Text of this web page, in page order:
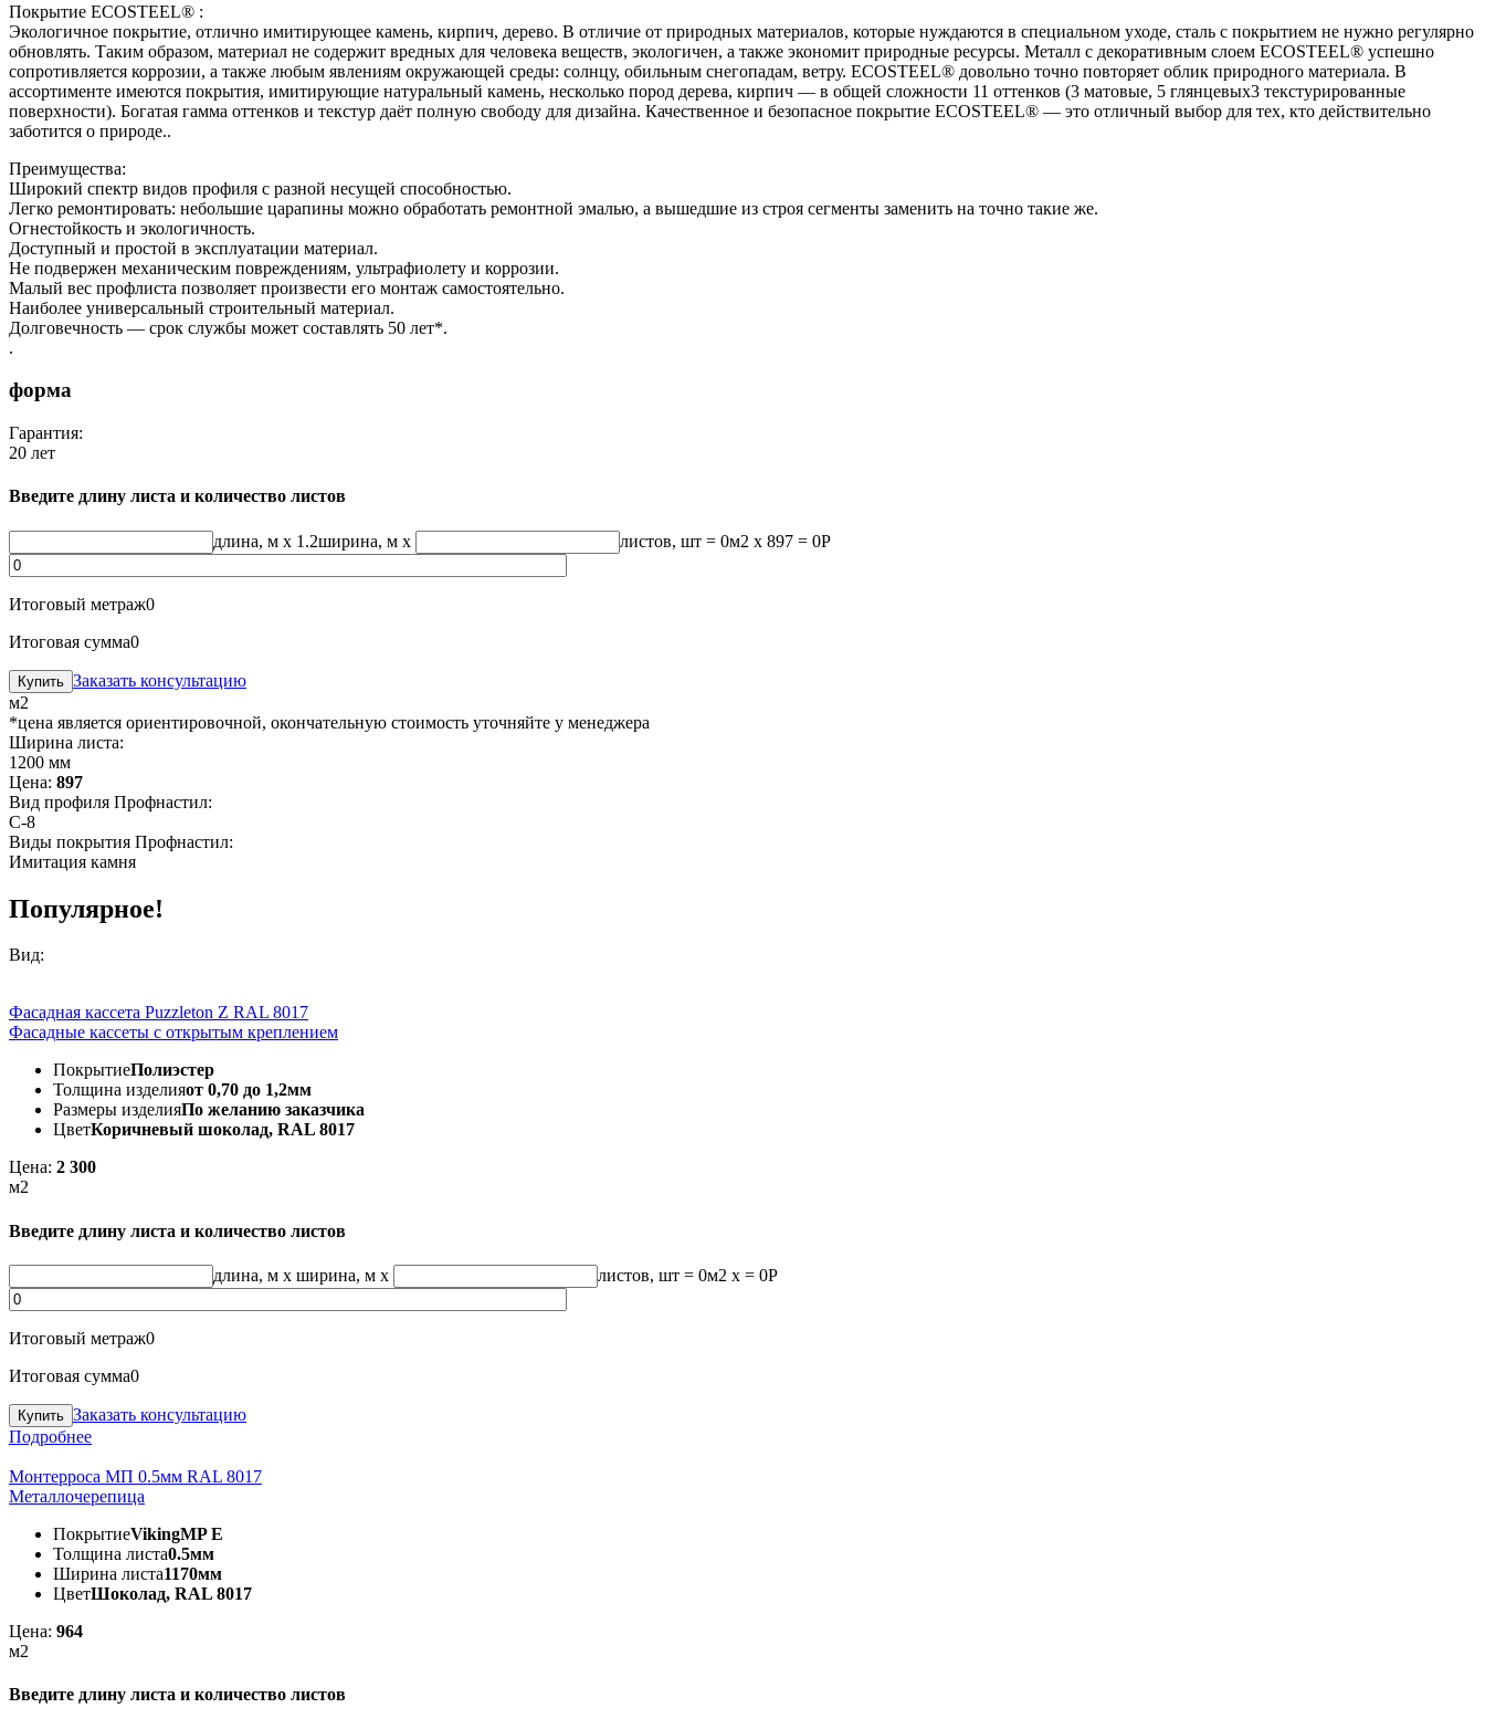
Покрытие ECOSTEEL® :
Экологичное покрытие, отлично имитирующее камень, кирпич, дерево. В отличие от природных материалов, которые нуждаются в специальном уходе, сталь с покрытием не нужно регулярно
обновлять. Таким образом, материал не содержит вредных для человека веществ, экологичен, а также экономит природные ресурсы. Металл с декоративным слоем ECOSTEEL® успешно
сопротивляется коррозии, а также любым явлениям окружающей среды: солнцу, обильным снегопадам, ветру. ECOSTEEL® довольно точно повторяет облик природного материала. В
ассортименте имеются покрытия, имитирующие натуральный камень, несколько пород дерева, кирпич — в общей сложности 11 оттенков (3 матовые, 5 глянцевых3 текстурированные
поверхности). Богатая гамма оттенков и текстур даёт полную свободу для дизайна. Качественное и безопасное покрытие ECOSTEEL® — это отличный выбор для тех, кто действительно
заботится о природе..
Преимущества:
Широкий спектр видов профиля с разной несущей способностью.
Легко ремонтировать: небольшие царапины можно обработать ремонтной эмалью, а вышедшие из строя сегменты заменить на точно такие же.
Огнестойкость и экологичность.
Доступный и простой в эксплуатации материал.
Не подвержен механическим повреждениям, ультрафиолету и коррозии.
Малый вес профлиста позволяет произвести его монтаж самостоятельно.
Наиболее универсальный строительный материал.
Долговечность — срок службы может составлять 50 лет*.
.
форма
Гарантия:
20 лет
Введите длину листа и количество листов
длина, м x 1.2ширина, м x листов, шт = 0м2 x 897 = 0Р
Итоговый метраж0
Итоговая сумма0
Заказать консультацию
м2
*цена является ориентировочной, окончательную стоимость уточняйте у менеджера
Ширина листа:
1200 мм
Цена: 897
Вид профиля Профнастил:
С-8
Виды покрытия Профнастил:
Имитация камня
Популярное!
Вид:
Фасадная кассета Puzzleton Z RAL 8017
Фасадные кассеты с открытым креплением
ПокрытиеПолиэстер
Толщина изделияот 0,70 до 1,2мм
Размеры изделияПо желанию заказчика
ЦветКоричневый шоколад, RAL 8017
Цена: 2 300
м2
Введите длину листа и количество листов
длина, м x ширина, м x листов, шт = 0м2 x = 0Р
Итоговый метраж0
Итоговая сумма0
Заказать консультацию
Подробнее
Монтерроса МП 0.5мм RAL 8017
Металлочерепица
ПокрытиеVikingMP E
Толщина листа0.5мм
Ширина листа1170мм
ЦветШоколад, RAL 8017
Цена: 964
м2
Введите длину листа и количество листов